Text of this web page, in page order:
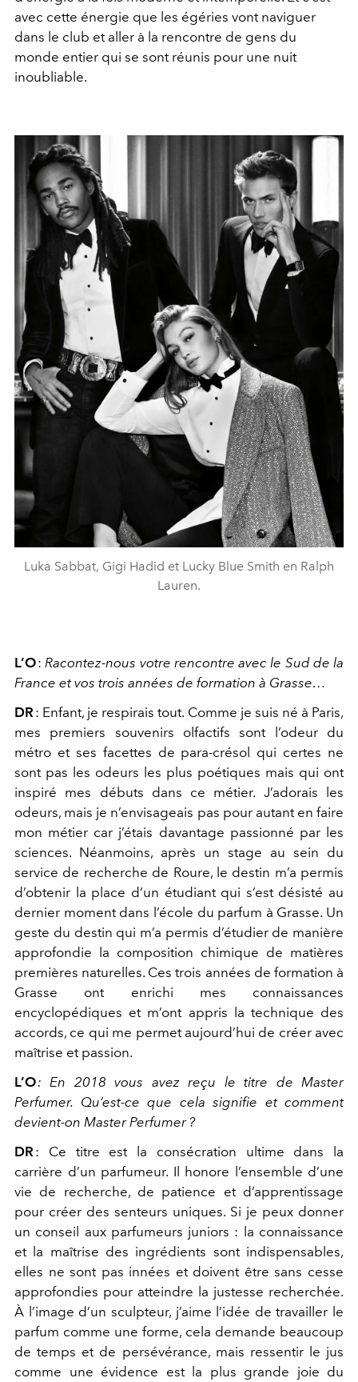
avec cette énergie que les égéries vont naviguer
dans le club et aller à la rencontre de gens du
monde entier qui se sont réunis pour une nuit
inoubliable.
Luka Sabbat, Gigi Hadid et Lucky Blue Smith en Ralph
Lauren.
L’O: Racontez-nous votre rencontre avec le Sud de la
France et vos trois années de formation à Grasse…
DR : Enfant, je respirais tout. Comme je suis né à Paris,
mes premiers souvenirs olfactifs sont l’odeur du
métro et ses facettes de para-crésol qui certes ne
sont pas les odeurs les plus poétiques mais qui ont
inspiré mes débuts dans ce métier. J’adorais les
odeurs, mais je n’envisageais pas pour autant en faire
mon métier car j’étais davantage passionné par les
sciences. Néanmoins, après un stage au sein du
service de recherche de Roure, le destin m’a permis
d’obtenir la place d’un étudiant qui s’est désisté au
dernier moment dans l’école du parfum à Grasse. Un
geste du destin qui m’a permis d’étudier de manière
approfondie la composition chimique de matières
premières naturelles. Ces trois années de formation à
Grasse ont enrichi mes connaissances
encyclopédiques et m’ont appris la technique des
accords, ce qui me permet aujourd’hui de créer avec
maîtrise et passion.
L’O: En 2018 vous avez reçu le titre de Master
Perfumer. Qu’est-ce que cela signifie et comment
devient-on Master Perfumer ?
DR :
Ce titre est la consécration ultime dans la
carrière d’un parfumeur. Il honore l’ensemble d’une
vie de recherche, de patience et d’apprentissage
pour créer des senteurs uniques. Si je peux donner
un conseil aux parfumeurs juniors : la connaissance
et la maîtrise des ingrédients sont indispensables,
elles ne sont pas innées et doivent être sans cesse
approfondies pour atteindre la justesse recherchée.
À l’image d’un sculpteur, j’aime l’idée de travailler le
parfum comme une forme, cela demande beaucoup
de temps et de persévérance, mais ressentir le jus
comme une évidence est la plus grande joie du